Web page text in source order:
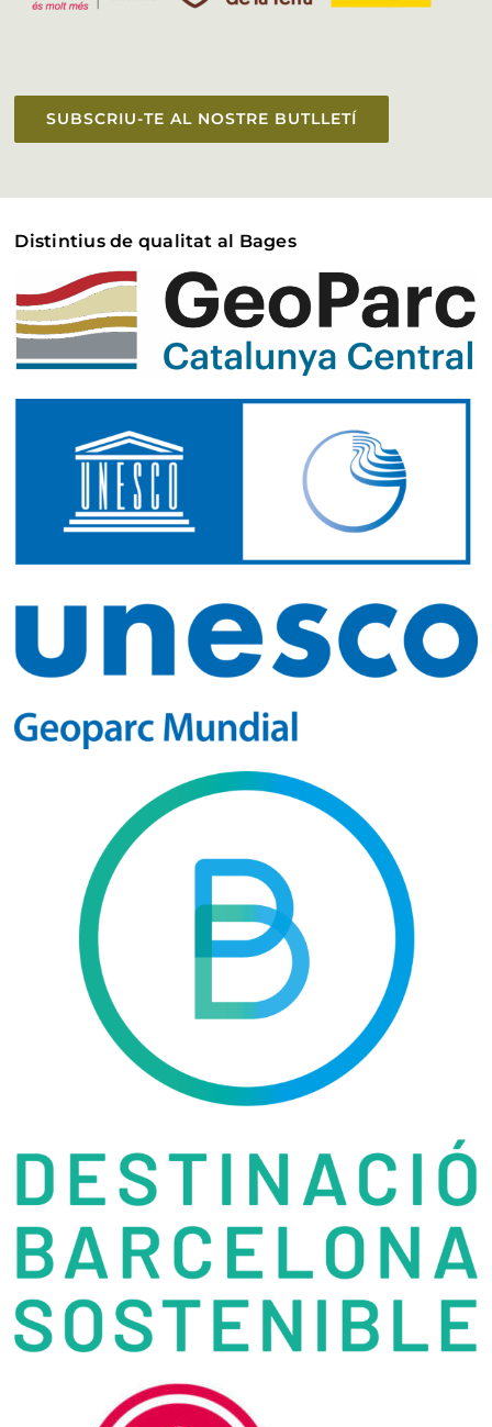
SUBSCRIU-TE AL NOSTRE BUTLLETÍ
Distintius de qualitat al Bages